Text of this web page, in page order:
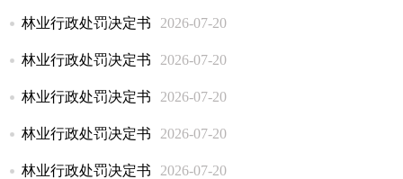
林业行政处罚决定书 2026-07-20
林业行政处罚决定书 2026-07-20
林业行政处罚决定书 2026-07-20
林业行政处罚决定书 2026-07-20
林业行政处罚决定书 2026-07-20